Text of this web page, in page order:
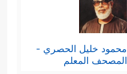
محمود خليل الحصري -
المصحف المعلم